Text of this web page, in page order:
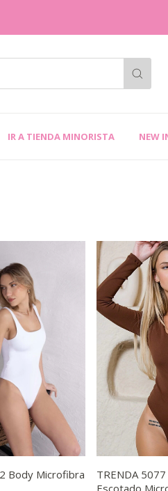
IR A TIENDA MINORISTA NEW
Body Microfibra
TRENDA